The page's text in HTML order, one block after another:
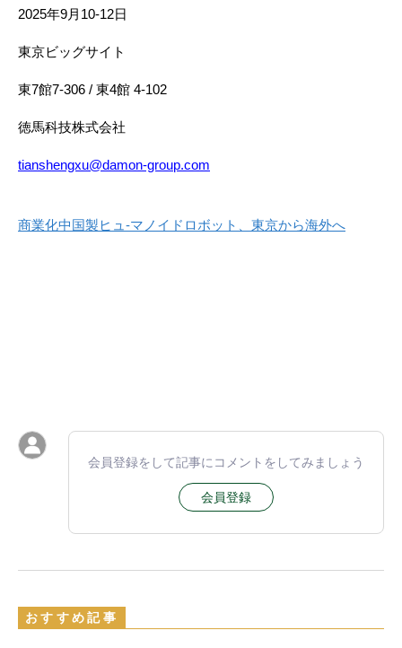
2025年9月10-12日
東京ビッグサイト
東7館7-306 / 東4館 4-102
徳馬科技株式会社
tianshengxu@damon-group.com
商業化中国製ヒュ-マノイドロボット、東京から海外へ
会員登録をして記事にコメントをしてみましょう
会員登録
おすすめ記事